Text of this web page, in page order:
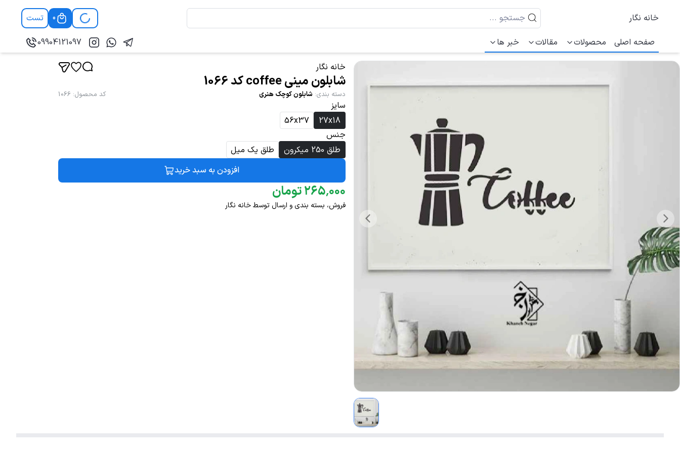
خانه نگار 0
تست
صفحه اصلی
محصولات مقالات خبر ها 09904121097
خانه نگار
شابلون مینی coffee کد 1066
دسته بندی: شابلون کوچک هنری کد محصول:
1066
سایز
27x18
56x37
جنس
طلق 250 میکرون
طلق یک میل
افزودن به سبد خرید
۲۶۵٬۰۰۰ تومان
فروش، بسته بندی و ارسال توسط خانه نگار